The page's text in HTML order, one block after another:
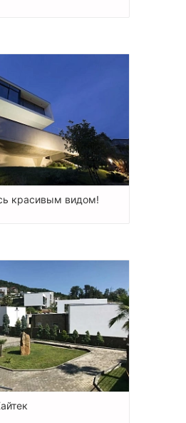
красивым видом!